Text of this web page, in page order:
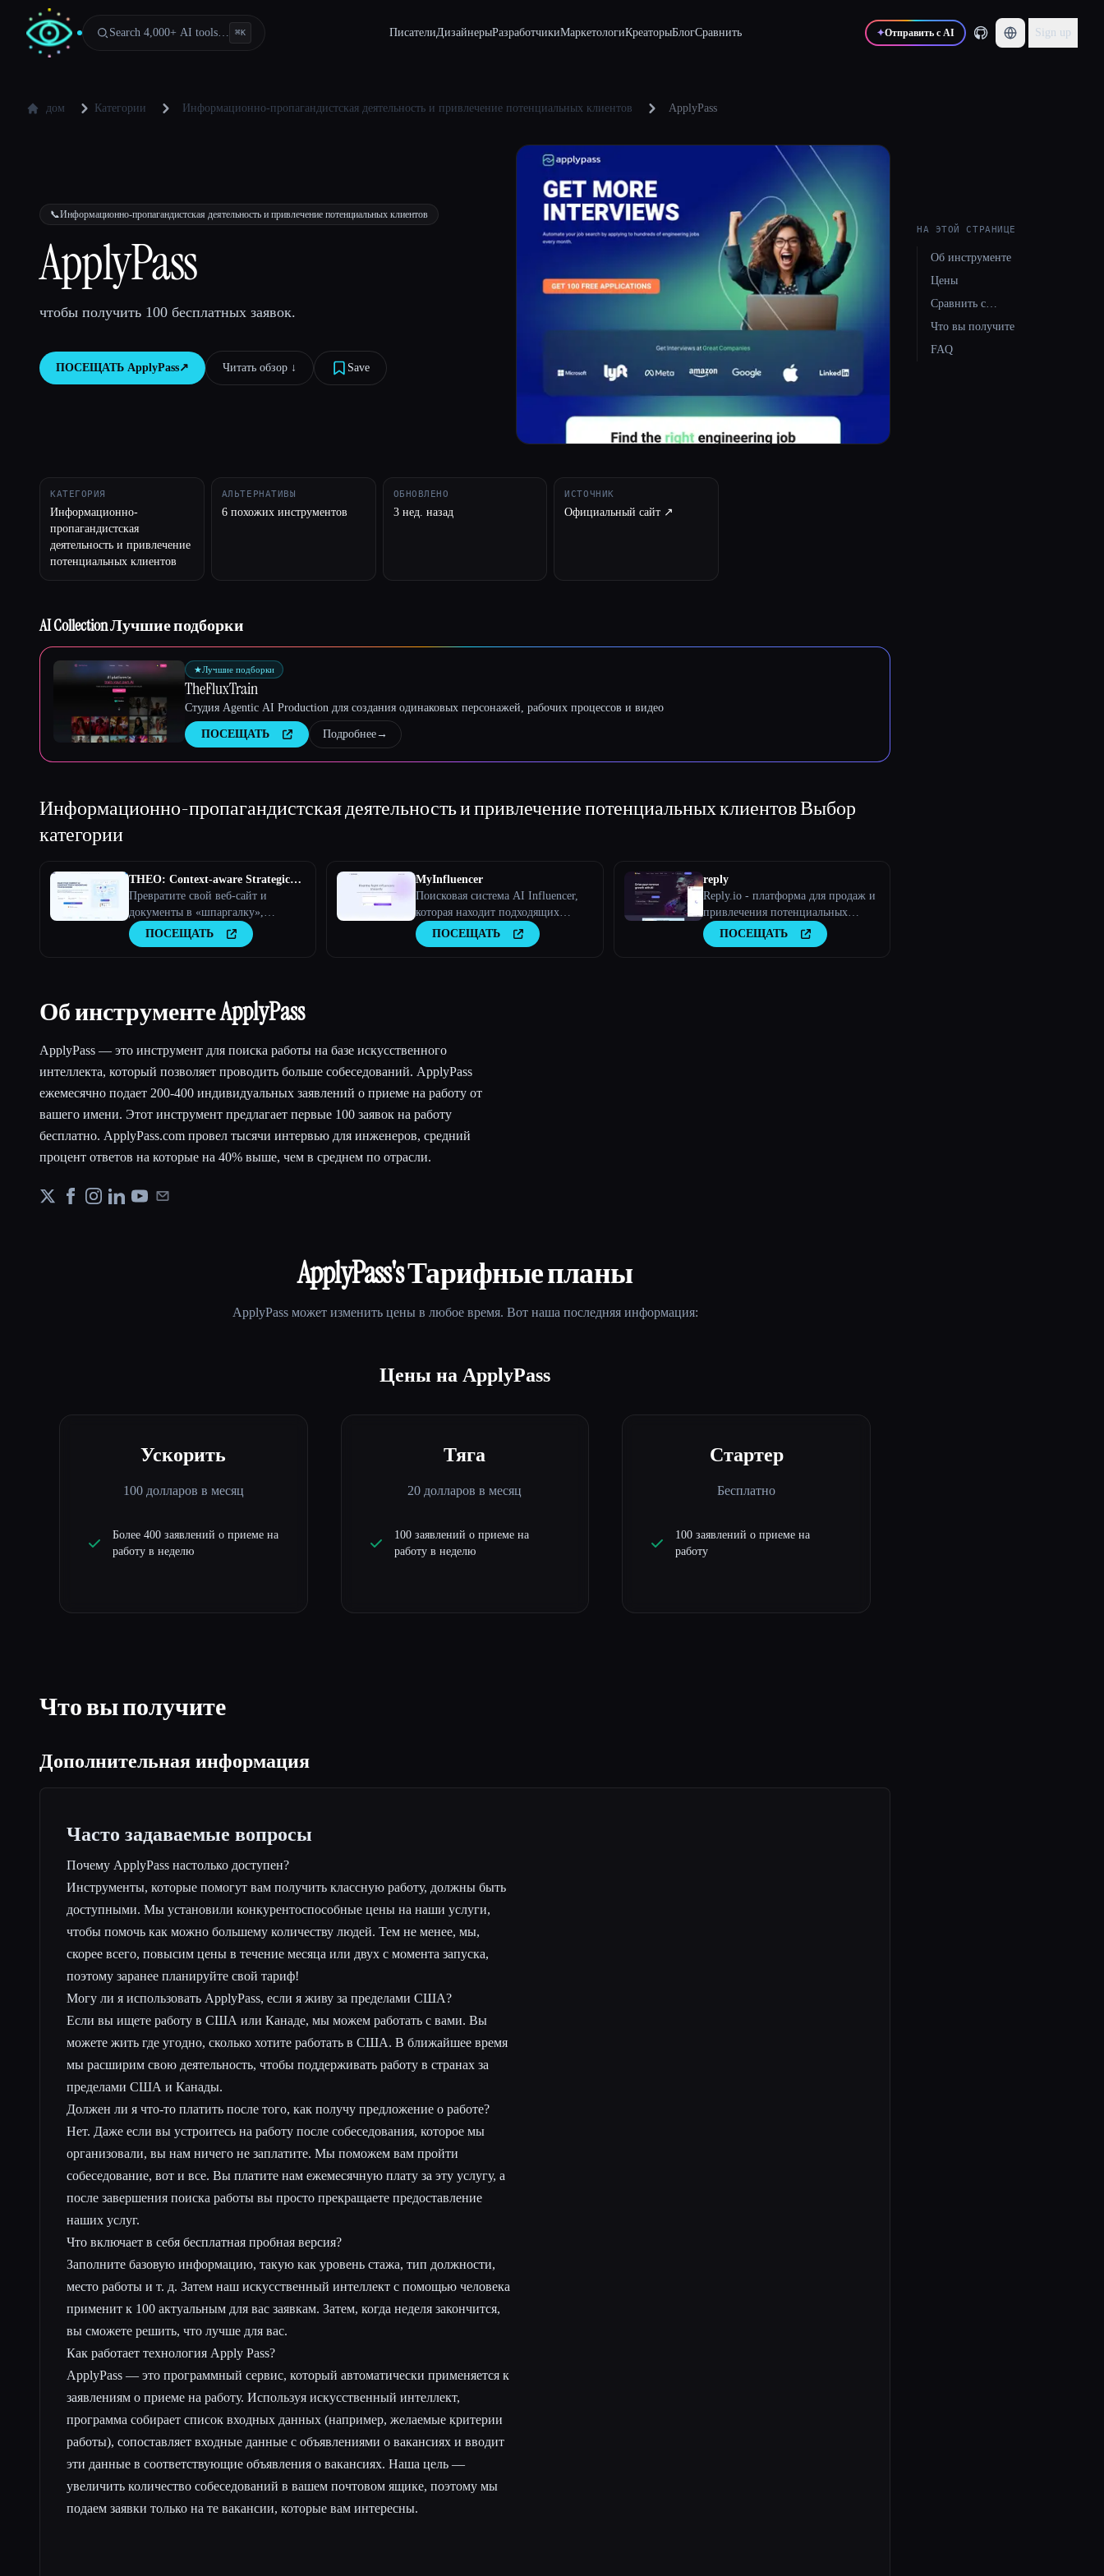
Search 4,000+ AI tools… ⌘K ПисателиДизайнерыРазработчикиМаркетологиКреаторыБлогСравнить ✦Отправить с AI Sign up
дом Категории Информационно-пропагандистская деятельность и привлечение потенциальных клиентов ApplyPass
📞Информационно-пропагандистская деятельность и привлечение потенциальных клиентов
ApplyPass
чтобы получить 100 бесплатных заявок.
ПОСЕЩАТЬ ApplyPass↗︎ Читать обзор ↓︎ Save
КАТЕГОРИЯ
Информационно-
пропагандистская
деятельность и привлечение
потенциальных клиентов
АЛЬТЕРНАТИВЫ
6 похожих инструментов
ОБНОВЛЕНО
3 нед. назад
ИСТОЧНИК
Официальный сайт ↗︎
AI Collection Лучшие подборки
★Лучшие подборки
TheFluxTrain
Студия Agentic AI Production для создания одинаковых персонажей, рабочих процессов и видео
ПОСЕЩАТЬ Подробнее→
Информационно-пропагандистская деятельность и привлечение потенциальных клиентовВыбор
категории
THEO: Context-aware Strategic
Co-Pilot
Превратите свой веб-сайт и
документы в «шпаргалку»,
готовую к использованию
искусственного интеллекта, и ваш
ПОСЕЩАТЬ
MyInfluencer
Поисковая система AI Influencer,
которая находит подходящих
влиятельных лиц для любого
бизнеса
ПОСЕЩАТЬ
reply
Reply.io - платформа для продаж и
привлечения потенциальных
клиентов с помощью
искусственного интеллекта
ПОСЕЩАТЬ
Об инструменте ApplyPass
ApplyPass — это инструмент для поиска работы на базе искусственного
интеллекта, который позволяет проводить больше собеседований. ApplyPass
ежемесячно подает 200-400 индивидуальных заявлений о приеме на работу от
вашего имени. Этот инструмент предлагает первые 100 заявок на работу
бесплатно. ApplyPass.com провел тысячи интервью для инженеров, средний
процент ответов на которые на 40% выше, чем в среднем по отрасли.
ApplyPass's Тарифные планы
ApplyPassможет изменить цены в любое время. Вот наша последняя информация:
Цены на ApplyPass
Ускорить
100 долларов в месяц
Более 400 заявлений о приеме на
работу в неделю
Тяга
20 долларов в месяц
100 заявлений о приеме на
работу в неделю
Стартер
Бесплатно
100 заявлений о приеме на
работу
Что вы получите
Дополнительная информация
Часто задаваемые вопросы
Почему ApplyPass настолько доступен?
Инструменты, которые помогут вам получить классную работу, должны быть
доступными. Мы установили конкурентоспособные цены на наши услуги,
чтобы помочь как можно большему количеству людей. Тем не менее, мы,
скорее всего, повысим цены в течение месяца или двух с момента запуска,
поэтому заранее планируйте свой тариф!
Могу ли я использовать ApplyPass, если я живу за пределами США?
Если вы ищете работу в США или Канаде, мы можем работать с вами. Вы
можете жить где угодно, сколько хотите работать в США. В ближайшее время
мы расширим свою деятельность, чтобы поддерживать работу в странах за
пределами США и Канады.
Должен ли я что-то платить после того, как получу предложение о работе?
Нет. Даже если вы устроитесь на работу после собеседования, которое мы
организовали, вы нам ничего не заплатите. Мы поможем вам пройти
собеседование, вот и все. Вы платите нам ежемесячную плату за эту услугу, а
после завершения поиска работы вы просто прекращаете предоставление
наших услуг.
Что включает в себя бесплатная пробная версия?
Заполните базовую информацию, такую как уровень стажа, тип должности,
место работы и т. д. Затем наш искусственный интеллект с помощью человека
применит к 100 актуальным для вас заявкам. Затем, когда неделя закончится,
вы сможете решить, что лучше для вас.
Как работает технология Apply Pass?
ApplyPass — это программный сервис, который автоматически применяется к
заявлениям о приеме на работу. Используя искусственный интеллект,
программа собирает список входных данных (например, желаемые критерии
работы), сопоставляет входные данные с объявлениями о вакансиях и вводит
эти данные в соответствующие объявления о вакансиях. Наша цель —
увеличить количество собеседований в вашем почтовом ящике, поэтому мы
подаем заявки только на те вакансии, которые вам интересны.
НА ЭТОЙ СТРАНИЦЕ
Об инструменте
Цены
Сравнить с…
Что вы получите
FAQ